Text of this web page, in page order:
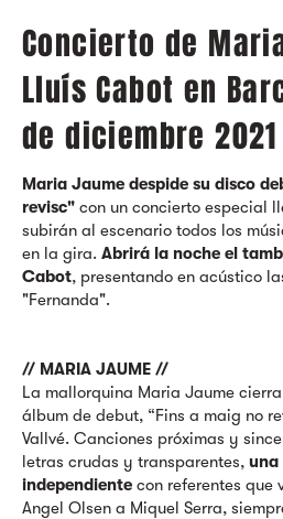
Concierto de
Lluís Cabot en
de diciembre 2021
Maria Jaume despide su disco
revisc" con un concierto especial
subirán al escenario todos los
en la gira. Abrirá la noche el
Cabot, presentando en acústico
"Fernanda".
// MARIA JAUME //
La mallorquina Maria Jaume
álbum de debut, “Fins a maig no
Vallvé. Canciones próximas y
letras crudas y transparentes, una
independiente con referentes que
Angel Olsen a Miquel Serra,